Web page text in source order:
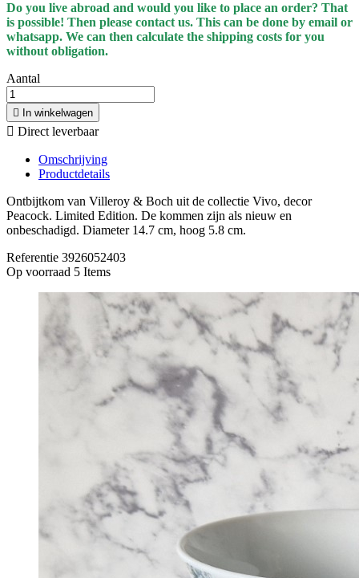
Do you live abroad and would you like to place an order? That
is possible! Then please contact us. This can be done by email or
whatsapp. We can then calculate the shipping costs for you
without obligation.
Aantal
 In winkelwagen
 Direct leverbaar
Omschrijving
Productdetails
Ontbijtkom van Villeroy & Boch uit de collectie Vivo, decor
Peacock. Limited Edition. De kommen zijn als nieuw en
onbeschadigd. Diameter 14.7 cm, hoog 5.8 cm.
Referentie 3926052403
Op voorraad 5 Items